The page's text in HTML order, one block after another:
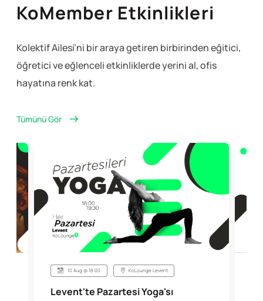
KoMember Etkinlikleri
Kolektif Ailesi’ni bir araya getiren birbirinden eğitici,
öğretici ve eğlencelietkinliklerde yerini al, ofis
hayatına renk kat.
Tümünü Gör
10 Aug @ 18:00 KoLounge Levent
Levent'te Pazartesi Yoga'sı